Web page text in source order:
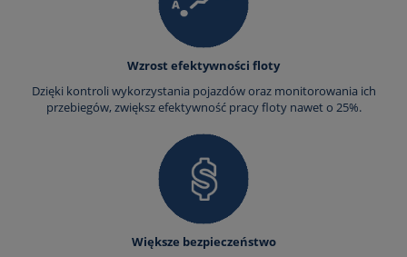
Wzrost efektywności floty
Dzięki kontroli wykorzystania pojazdów oraz monitorowania ich
przebiegów, zwiększ efektywność pracy floty nawet o 25%.
Większe bezpieczeństwo